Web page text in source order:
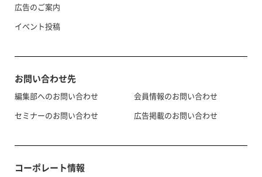
広告のご案内
イベント投稿
お問い合わせ先
編集部へのお問い合わせ
セミナーのお問い合わせ
会員情報のお問い合わせ
広告掲載のお問い合わせ
コーポレート情報